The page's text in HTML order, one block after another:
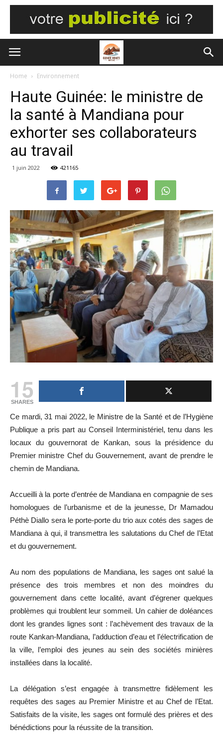
Home Environnement
Haute Guinée: le ministre de
la santé à Mandiana pour
exhorter ses collaborateurs
au travail
1 juin 2022 421165
15
SHARES
Ce mardi, 31 mai 2022, le Ministre de la Santé et de l’Hygiène
Publique a pris part au Conseil Interministériel, tenu dans les
locaux du gouvernorat de Kankan, sous la présidence du
Premier ministre Chef du Gouvernement, avant de prendre le
chemin de Mandiana.
Accueilli à la porte d’entrée de Mandiana en compagnie de ses
homologues de l’urbanisme et de la jeunesse, Dr Mamadou
Péthè Diallo sera le porte-porte du trio aux cotés des sages de
Mandiana à qui, il transmettra les salutations du Chef de l’Etat
et du gouvernement.
Au nom des populations de Mandiana, les sages ont salué la
présence des trois membres et non des moindres du
gouvernement dans cette localité, avant d’égrener quelques
problèmes qui troublent leur sommeil. Un cahier de doléances
dont les grandes lignes sont : l’achèvement des travaux de la
route Kankan-Mandiana, l’adduction d’eau et l’électrification de
la ville, l’emploi des jeunes au sein des sociétés minières
installées dans la localité.
La délégation s’est engagée à transmettre fidèlement les
requêtes des sages au Premier Ministre et au Chef de l’Etat.
Satisfaits de la visite, les sages ont formulé des prières et des
bénédictions pour la réussite de la transition.